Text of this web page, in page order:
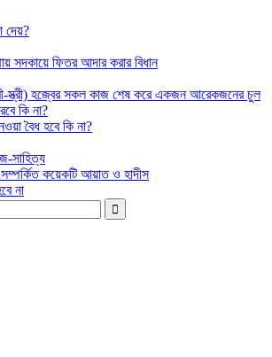
দেয়?
সদকায়ে ফিতর আদার করার বিধান
স্ত্রী) হজ্বের সকল কাজ শেষ করে একজন আরেকজনের চুল
কি না?
বৈধ হবে কি না?
সাহিত্য
কয়েকটি আয়াত ও হাদীস
না